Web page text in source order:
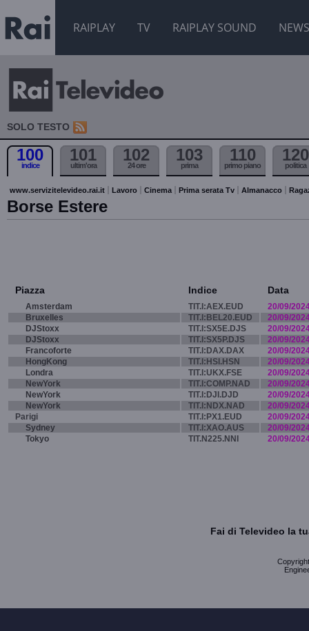
RAIPLAY TV RAIPLAY SOUND NEWS
SOLO TESTO
100
indice
101
ultim'ora
102
24 ore
103
prima
110
primo piano
120
politica
www.servizitelevideo.rai.it Lavoro Cinema Prima serata Tv Almanacco
Borse Estere
Piazza Indice Data
Amsterdam TIT.I:AEX.EUD
20/09/
Bruxelles
TIT.I:BEL20.EUD
20/09/
DJStoxx
TIT.I:SX5E.DJS
20/09/
DJStoxx
TIT.I:SX5P.DJS
20/09/
Francoforte
TIT.I:DAX.DAX
20/09/
HongKong
TIT.I:HSI.HSN
20/09/
Londra
TIT.I:UKX.FSE
20/09/
NewYork
TIT.I:COMP.NAD
20/09/
NewYork
TIT.I:DJI.DJD
20/09/
NewYork
TIT.I:NDX.NAD
20/09/
Parigi
TIT.I:PX1.EUD
20/09/
Sydney
TIT.I:XAO.AUS
20/09/
Tokyo
TIT.N225.NNI 20/09/
Fai di Televideo la